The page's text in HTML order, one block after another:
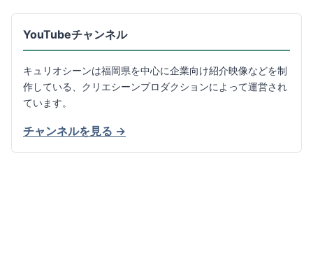
YouTubeチャンネル
キュリオシーンは福岡県を中心に企業向け紹介映像などを制
作している、クリエシーンプロダクションによって運営され
ています。
チャンネルを見る →